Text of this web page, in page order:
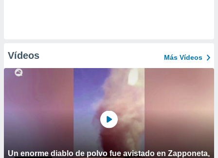
Vídeos Más Vídeos
Un enorme diablo de polvo fue avistado en Zapponeta,